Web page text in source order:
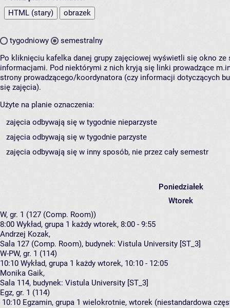
HTML (stary)
obrazek
tygodniowy
semestralny
Po kliknięciu kafelka danej grupy zajęciowej wyświetli się okno ze
informacjami. Pod niektórymi z nich kryją się linki prowadzące
strony prowadzącego/koordynatora (czy informacji dotyczących
się zajęcia).
Użyte na planie oznaczenia:
zajęcia odbywają się w tygodnie nieparzyste
zajęcia odbywają się w tygodnie parzyste
zajęcia odbywają się w inny sposób, nie przez cały semestr
Poniedziałek
Wtorek
W, gr. 1 (127 (Comp. Room))
8:00 Wykład, grupa 1 każdy wtorek, 8:00 - 9:55
Andrzej Kozak,
Sala 127 (Comp. Room), budynek: Vistula University [ST_3]
W-PW, gr. 1 (114)
10:10 Wykład, grupa 1 każdy wtorek, 10:10 - 12:05
Monika Gaik,
Sala 114, budynek: Vistula University [ST_3]
Egz, gr. 1 (114)
10:10 Egzamin, grupa 1 wielokrotnie, wtorek (niestandardowa